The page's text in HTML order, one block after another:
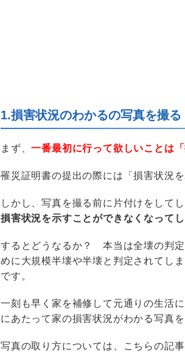
1.損害状況のわかるの写真を撮る
まず、一番最初に行って欲しいことは
罹災証明書の提出の際には「損害状況
しかし、写真を撮る前に片付けをして
損害状況を示すことができなくなって
するとどうなるか？ 本当は全壊の判
めに大規模半壊や半壊と判定されてし
です。
一刻も早く家を補修して元通りの生活
にあたって家の損害状況がわかる写真
写真の取り方については、こちらの記